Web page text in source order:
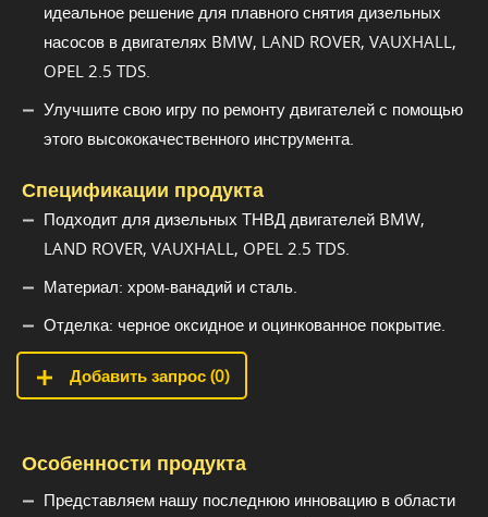
идеальное решение для плавного снятия дизельных
насосов в двигателях BMW, LAND ROVER, VAUXHALL,
OPEL 2.5 TDS.
Улучшите свою игру по ремонту двигателей с помощью
этого высококачественного инструмента.
Спецификации продукта
Подходит для дизельных ТНВД двигателей BMW,
LAND ROVER, VAUXHALL, OPEL 2.5 TDS.
Материал: хром-ванадий и сталь.
Отделка: черное оксидное и оцинкованное покрытие.
Добавить запрос (0)
Особенности продукта
Представляем нашу последнюю инновацию в области